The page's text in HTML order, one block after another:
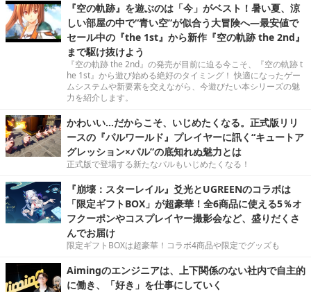
『空の軌跡』を遊ぶのは「今」がベスト！暑い夏、涼
しい部屋の中で“青い空”が似合う大冒険へ―最安値で
セール中の『the 1st』から新作『空の軌跡 the 2nd』
まで駆け抜けよう
『空の軌跡 the 2nd』の発売が目前に迫る今こそ、『空の軌跡 t
he 1st』から遊び始める絶好のタイミング！ 快適になったゲー
ムシステムや新要素を交えながら、今遊びたい本シリーズの魅
力を紹介します。
かわいい…だからこそ、いじめたくなる。正式版リリ
ースの『パルワールド』プレイヤーに訊く“キュートア
グレッション×パル”の底知れぬ魅力とは
正式版で登場する新たなパルもいじめたくなる！
『崩壊：スターレイル』爻光とUGREENのコラボは
「限定ギフトBOX」が超豪華！全6商品に使える5％オ
フクーポンやコスプレイヤー撮影会など、盛りだくさ
んでお届け
限定ギフトBOXは超豪華！コラボ4商品や限定でグッズも
Aimingのエンジニアは、上下関係のない社内で自主的
に働き、「好き」を仕事にしていく